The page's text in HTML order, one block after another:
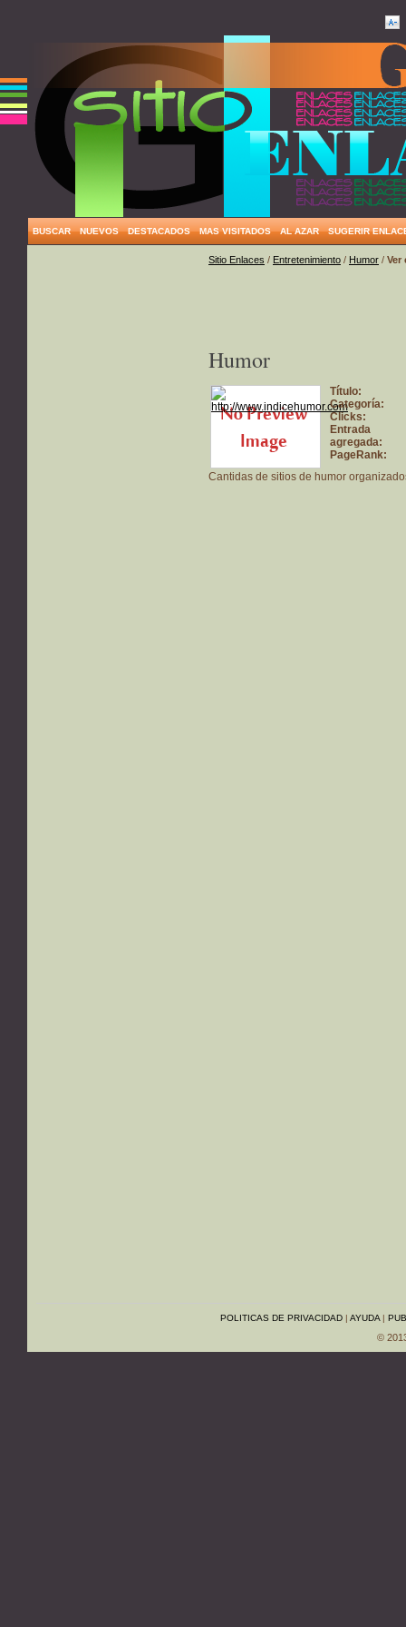
BUSCAR NUEVOS DESTACADOS MAS VISITADOS AL AZAR SUGERIR
Sitio Enlaces / Entretenimiento / Humor / Ver
Humor
Título:
Categoría:
Clicks:
Entrada
agregada:
PageRank:
Cantidas de sitios de humor
POLITICAS DE PRIVACIDAD| AYUDA|
©